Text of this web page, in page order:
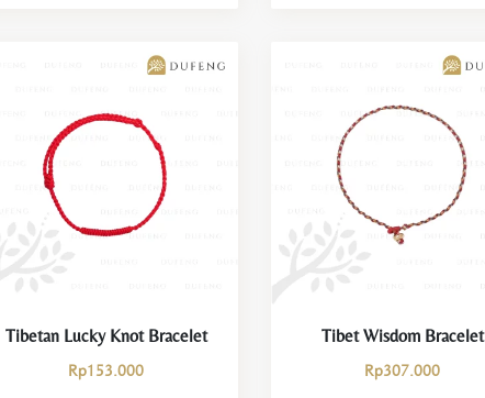
Tibetan Lucky Knot Bracelet
Rp153.000
Tibet Wisdom Bracelet
Rp307.000